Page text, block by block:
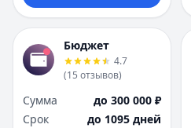
Бюджет
4.7
(15 отзывов)
Сумма
до 300 000 ₽
Срок
до 1095 дней